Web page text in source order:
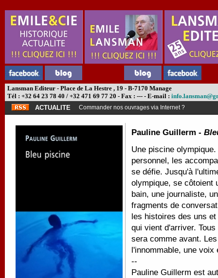
Lansman Editeur - Place de La Hestre , 19 - B-7170 Manage
Tél : +32 64 23 78 40 / +32 471 69 77 20 - Fax : --- - E-mail :
ACTUALITE
Commander nos ouvrages via Internet ?
Pauline Guillerm -
Une piscine
personnel, les
se défie. Jusqu'à
olympique, se côtoient
bain, une journaliste,
fragments de
les histoires des uns
qui vient d'arriver.
sera comme avant.
l'innommable, une
--
Pauline Guillerm est